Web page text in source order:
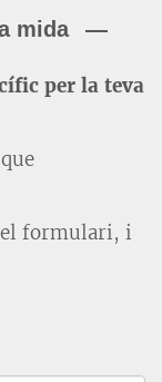
mida
per la teva
formulari, i